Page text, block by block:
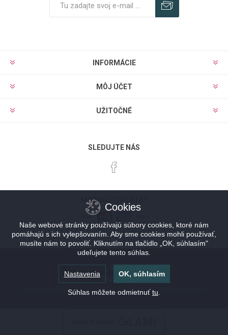
INFORMÁCIE
MÔJ ÚČET
UŽITOČNÉ
SLEDUJTE NÁS
MOŽNOSTI PLATBY
Powered by
Designed by
Nop-Templates.com
Copyright © 2026 Lacnykufor.sk. Všetky práva vyhradené.
Cookies
Naše webové stránky používajú súbory cookies, ktoré nám
pomáhajú s ich vylepšovaním. Aby sme cookies mohli používať,
musíte nám to povoliť. Kliknutím na tlačidlo „OK, súhlasím"
udeľujete tento súhlas.
Nastavenia OK, súhlasím
Súhlas môžete odmietnuťtu